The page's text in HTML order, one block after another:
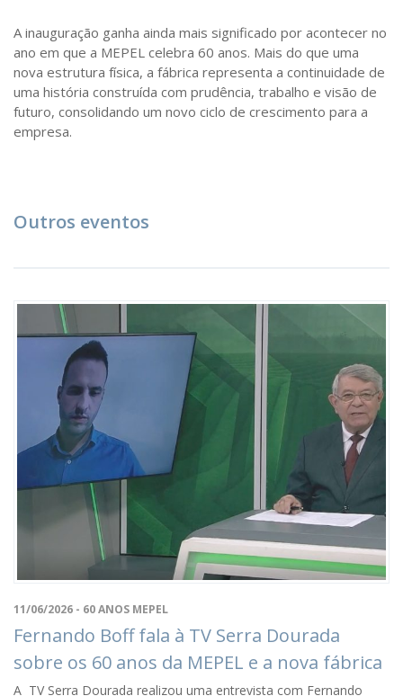
A inauguração ganha ainda mais significado por acontecer no
ano em que a MEPEL celebra 60 anos. Mais do que uma
nova estrutura física, a fábrica representa a continuidade de
uma história construída com prudência, trabalho e visão de
futuro, consolidando um novo ciclo de crescimento para a
empresa.
Outros eventos
11/06/2026 - 60 ANOS MEPEL
Fernando Boff fala à TV Serra Dourada
sobre os 60 anos da MEPEL e a nova fábrica
A TV Serra Dourada realizou uma entrevista com Fernando